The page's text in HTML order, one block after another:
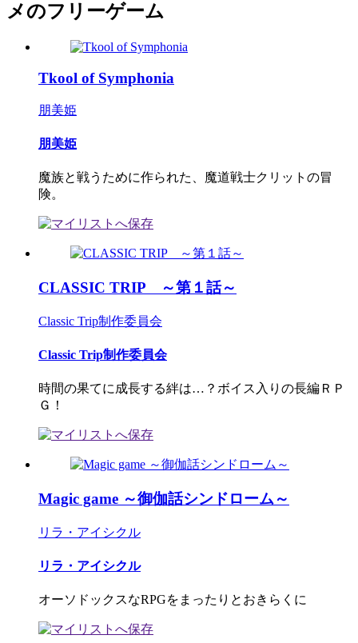
メのフリーゲーム
Tkool of Symphonia
朋美姫
朋美姫
魔族と戦うために作られた、魔道戦士クリットの冒
険。
CLASSIC TRIP ～第１話～
Classic Trip制作委員会
Classic Trip制作委員会
時間の果てに成長する絆は…？ボイス入りの長編ＲＰ
Ｇ！
Magic game ～御伽話シンドローム～
リラ・アイシクル
リラ・アイシクル
オーソドックスなRPGをまったりとおきらくに